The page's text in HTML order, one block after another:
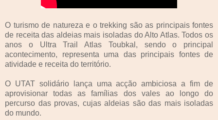
O turismo de natureza e o trekking são as principais fontes
de receita das aldeias mais isoladas do Alto Atlas. Todos os
anos o Ultra Trail Atlas Toubkal, sendo o principal
acontecimento, representa uma das principais fontes de
atividade e receita do território.
O UTAT solidário lança uma acção ambiciosa a fim de
aprovisionar todas as famílias dos vales ao longo do
percurso das provas, cujas aldeias são das mais isoladas
do mundo.